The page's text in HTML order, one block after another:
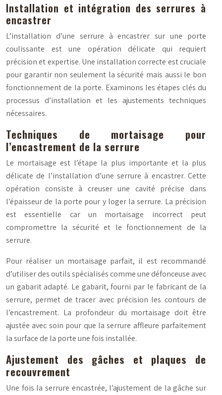
Installation et intégration des serrures à
encastrer
L’installation d’une serrure à encastrer sur une porte
coulissante est une opération délicate qui requiert
précision et expertise. Une installation correcte est cruciale
pour garantir non seulement la sécurité mais aussi le bon
fonctionnement de la porte. Examinons les étapes clés du
processus d’installation et les ajustements techniques
nécessaires.
Techniques de mortaisage pour
l’encastrement de la serrure
Le mortaisage est l’étape la plus importante et la plus
délicate de l’installation d’une serrure à encastrer. Cette
opération consiste à creuser une cavité précise dans
l’épaisseur de la porte pour y loger la serrure. La précision
est essentielle car un mortaisage incorrect peut
compromettre la sécurité et le fonctionnement de la
serrure.
Pour réaliser un mortaisage parfait, il est recommandé
d’utiliser des outils spécialisés comme une défonceuse avec
un gabarit adapté. Le gabarit, fourni par le fabricant de la
serrure, permet de tracer avec précision les contours de
l’encastrement. La profondeur du mortaisage doit être
ajustée avec soin pour que la serrure affleure parfaitement
la surface de la porte une fois installée.
Ajustement des gâches et plaques de
recouvrement
Une fois la serrure encastrée, l’ajustement de la gâche sur